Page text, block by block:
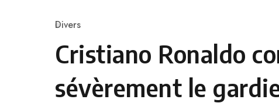
Category
Divers
Cristiano Ronaldo
sévèrement le